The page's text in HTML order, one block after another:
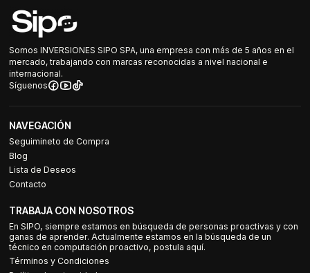
Somos INVERSIONES SIPO SPA, una empresa con más de 5 años en el
mercado, trabajando con marcas reconocidas a nivel nacional e
internacional.
Síguenos
NAVEGACIÓN
Seguimineto de Compra
Blog
Lista de Deseos
Contacto
TRABAJA CON NOSOTROS
En SIPO, siempre estamos en búsqueda de personas proactivas y con
ganas de aprender. Actualmente estamos en la búsqueda de un
técnico en computación proactivo, postula aquí.
Términos y Condiciones